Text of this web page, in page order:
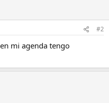
#2
mi agenda tengo